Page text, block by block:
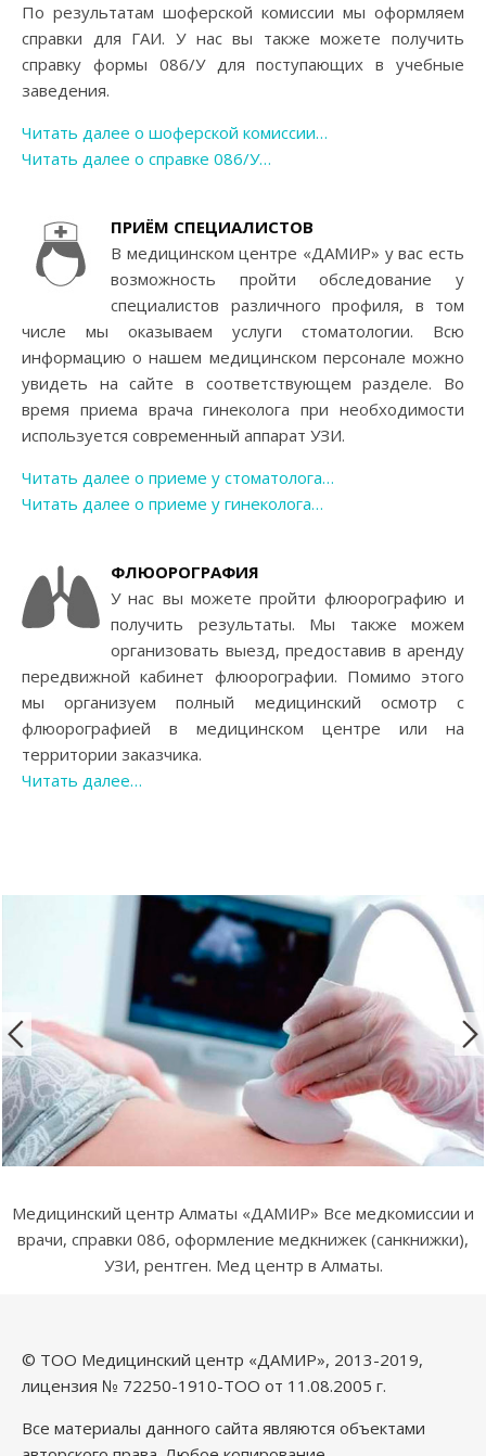
По результатам шоферской комиссии мы оформляем
справки для ГАИ. У нас вы также можете получить
справку формы 086/У для поступающих в учебные
заведения.
Читать далее о шоферской комиссии…
Читать далее о справке 086/У…
ПРИЁМ СПЕЦИАЛИСТОВ
В медицинском центре «ДАМИР» у вас есть
возможность пройти обследование у
специалистов различного профиля, в том
числе мы оказываем услуги стоматологии. Всю
информацию о нашем медицинском персонале можно
увидеть на сайте в соответствующем разделе. Во
время приема врача гинеколога при необходимости
используется современный аппарат УЗИ.
Читать далее о приеме у стоматолога…
Читать далее о приеме у гинеколога…
ФЛЮОРОГРАФИЯ
У нас вы можете пройти флюорографию и
получить результаты. Мы также можем
организовать выезд, предоставив в аренду
передвижной кабинет флюорографии. Помимо этого
мы организуем полный медицинский осмотр с
флюорографией в медицинском центре или на
территории заказчика.
Читать далее…
Медицинский центр Алматы «ДАМИР» Все медкомиссии и
врачи, справки 086, оформление медкнижек (санкнижки),
УЗИ, рентген. Мед центр в Алматы.
© ТОО Медицинский центр «ДАМИР», 2013-2019,
лицензия № 72250-1910-ТОО от 11.08.2005 г.
Все материалы данного сайта являются объектами